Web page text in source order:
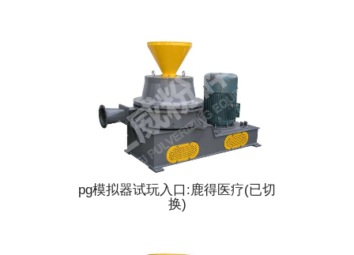
pg模拟器试玩入口:鹿得医疗(已切
换)